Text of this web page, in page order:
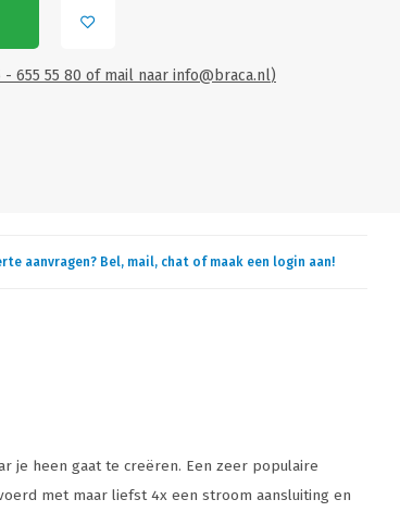
655 55 80 of mail naar info@braca.nl)
aanvragen? Bel, mail, chat of maak een login aan!
je heen gaat te creëren. Een zeer populaire
met maar liefst 4x een stroom aansluiting en